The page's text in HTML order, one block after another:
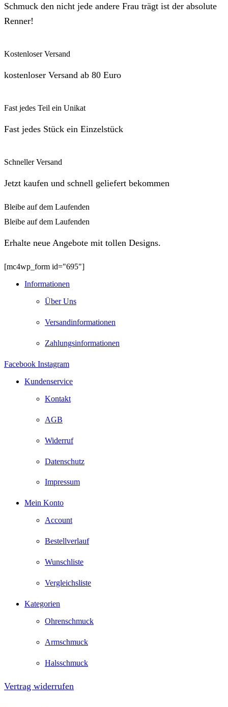
Schmuck den nicht jede andere Frau trägt ist der absolute
Renner!
Kostenloser Versand
kostenloser Versand ab 80 Euro
Fast jedes Teil ein Unikat
Fast jedes Stück ein Einzelstück
Schneller Versand
Jetzt kaufen und schnell geliefert bekommen
Bleibe auf dem Laufenden
Bleibe auf dem Laufenden
Erhalte neue Angebote mit tollen Designs.
[mc4wp_form id="695"]
Informationen
Über Uns
Versandinformationen
Zahlungsinformationen
Facebook Instagram
Kundenservice
Kontakt
AGB
Widerruf
Datenschutz
Impressum
Mein Konto
Account
Bestellverlauf
Wunschliste
Vergleichsliste
Kategorien
Ohrenschmuck
Armschmuck
Halsschmuck
Vertrag widerrufen